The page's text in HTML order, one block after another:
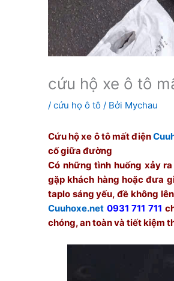
cứu hộ xe ô tô
/cứu họ ô tô / Bởi Mychau
Cứu hộ xe ô tô mất điện
cố giữa đường
Có những tình huống xảy
gặp khách hàng hoặc đưa
taplo sáng yếu, đề không
Cuuhoxe.net 0931 711 711
chóng, an toàn và tiết kiệm